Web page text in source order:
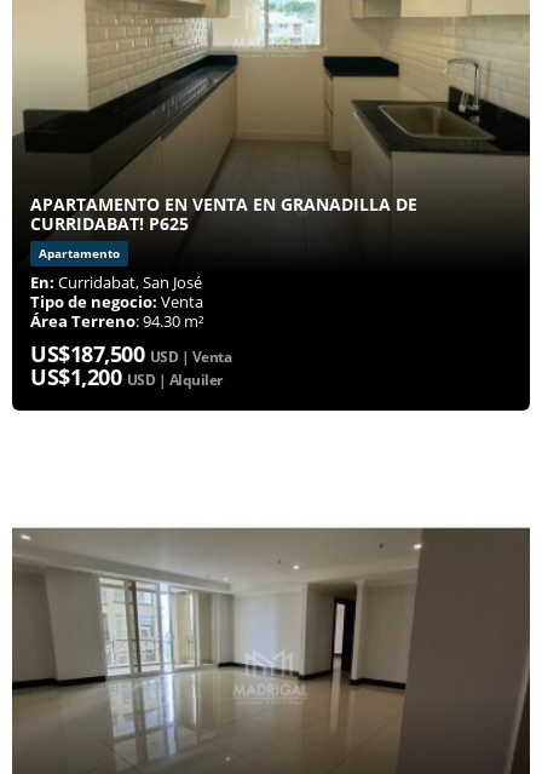
APARTAMENTO EN VENTA EN GRANADILLA DE
CURRIDABAT! P625
Apartamento
En: Curridabat, San José
Tipo de negocio: Venta
Área Terreno: 94.30 m²
US$187,500 USD | Venta
US$1,200 USD | Alquiler